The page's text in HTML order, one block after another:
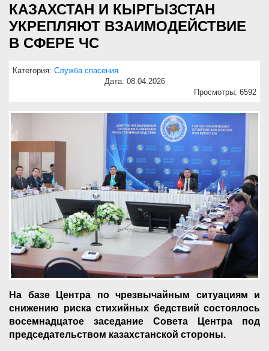
КАЗАХСТАН И КЫРГЫЗСТАН
УКРЕПЛЯЮТ ВЗАИМОДЕЙСТВИЕ
В СФЕРЕ ЧС
Категория: Служба спасения
Дата: 08.04.2026
Просмотры: 6592
На базе Центра по чрезвычайным ситуациям и
снижению риска стихийных бедствий состоялось
восемнадцатое заседание Совета Центра под
председательством казахстанской стороны.